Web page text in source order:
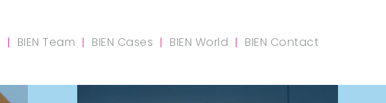
BIEN Team BIEN Cases BIEN World BIEN Contact